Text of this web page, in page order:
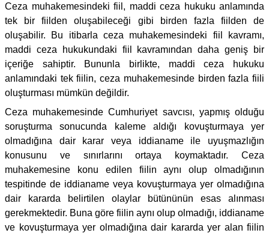
Ceza muhakemesindeki fiil, maddi ceza hukuku anlamında
tek bir fiilden oluşabileceği gibi birden fazla fiilden de
oluşabilir. Bu itibarla ceza muhakemesindeki fiil kavramı,
maddi ceza hukukundaki fiil kavramından daha geniş bir
içeriğe sahiptir. Bununla birlikte, maddi ceza hukuku
anlamındaki tek fiilin, ceza muhakemesinde birden fazla fiili
oluşturması mümkün değildir.
Ceza muhakemesinde Cumhuriyet savcısı, yapmış olduğu
soruşturma sonucunda kaleme aldığı kovuşturmaya yer
olmadığına dair karar veya iddianame ile uyuşmazlığın
konusunu ve sınırlarını ortaya koymaktadır. Ceza
muhakemesine konu edilen fiilin aynı olup olmadığının
tespitinde de iddianame veya kovuşturmaya yer olmadığına
dair kararda belirtilen olaylar bütününün esas alınması
gerekmektedir. Buna göre fiilin aynı olup olmadığı, iddianame
ve kovuşturmaya yer olmadığına dair kararda yer alan fiilin